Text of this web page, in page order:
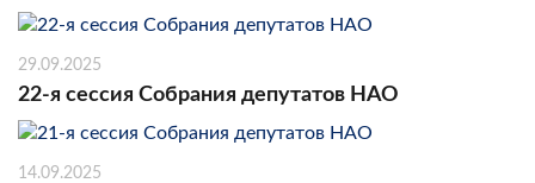
29.09.2025
22-я сессия Собрания депутатов НАО
14.09.2025